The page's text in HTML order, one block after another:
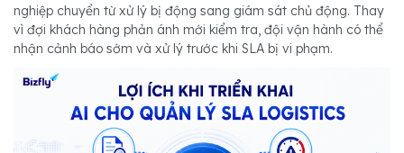
nghiệp chuyển từ xử lý bị động sang giám sát chủ động. Thay
vì đợi khách hàng phản ánh mới kiểm tra, đội vận hành có thể
nhận cảnh báo sớm và xử lý trước khi SLA bị vi phạm.